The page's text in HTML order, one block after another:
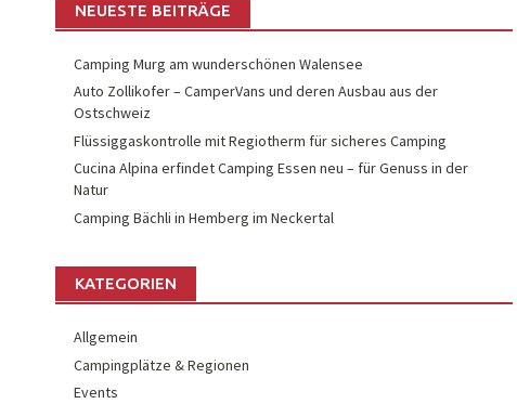
NEUESTE BEITRÄGE
Camping Murg am wunderschönen Walensee
Auto Zollikofer – CamperVans und deren Ausbau aus der
Ostschweiz
Flüssiggaskontrolle mit Regiotherm für sicheres Camping
Cucina Alpina erfindet Camping Essen neu – für Genuss in der
Natur
Camping Bächli in Hemberg im Neckertal
KATEGORIEN
Allgemein
Campingplätze & Regionen
Events